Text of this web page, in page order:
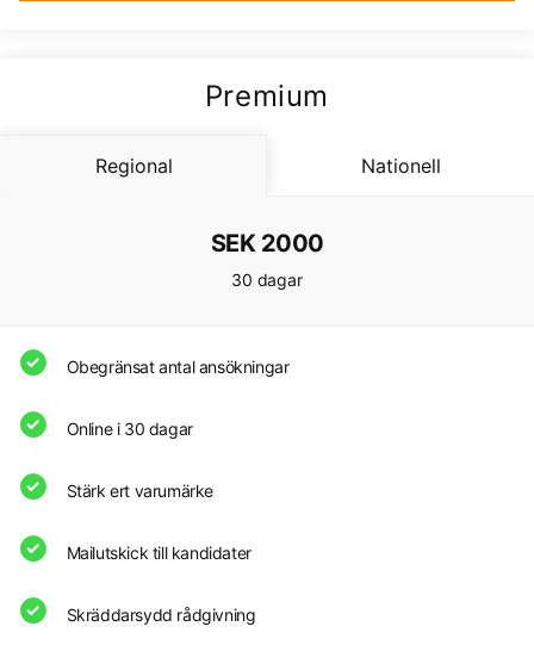
Premium
Regional Nationell
SEK 2000
30 dagar
Obegränsat antal ansökningar
Online i 30 dagar
Stärk ert varumärke
Mailutskick till kandidater
Skräddarsydd rådgivning